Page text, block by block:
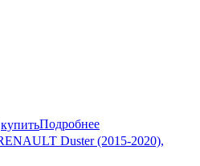
купитьПодробнее